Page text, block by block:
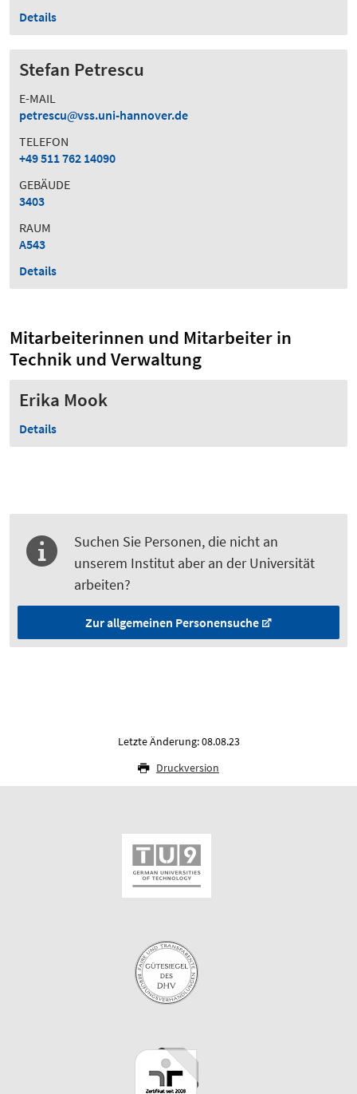
Details
Stefan Petrescu
E-MAIL
petrescu
vss.uni-hannover.de
TELEFON
+49 511 762 14090
GEBÄUDE
3403
RAUM
A543
Details
Mitarbeiterinnen und Mitarbeiter in
Technik und Verwaltung
Erika Mook
Details
Suchen Sie Personen, die nicht an
unserem Institut aber an der Universität
arbeiten?
Zur allgemeinen Personensuche
Letzte Änderung: 08.08.23
Druckversion